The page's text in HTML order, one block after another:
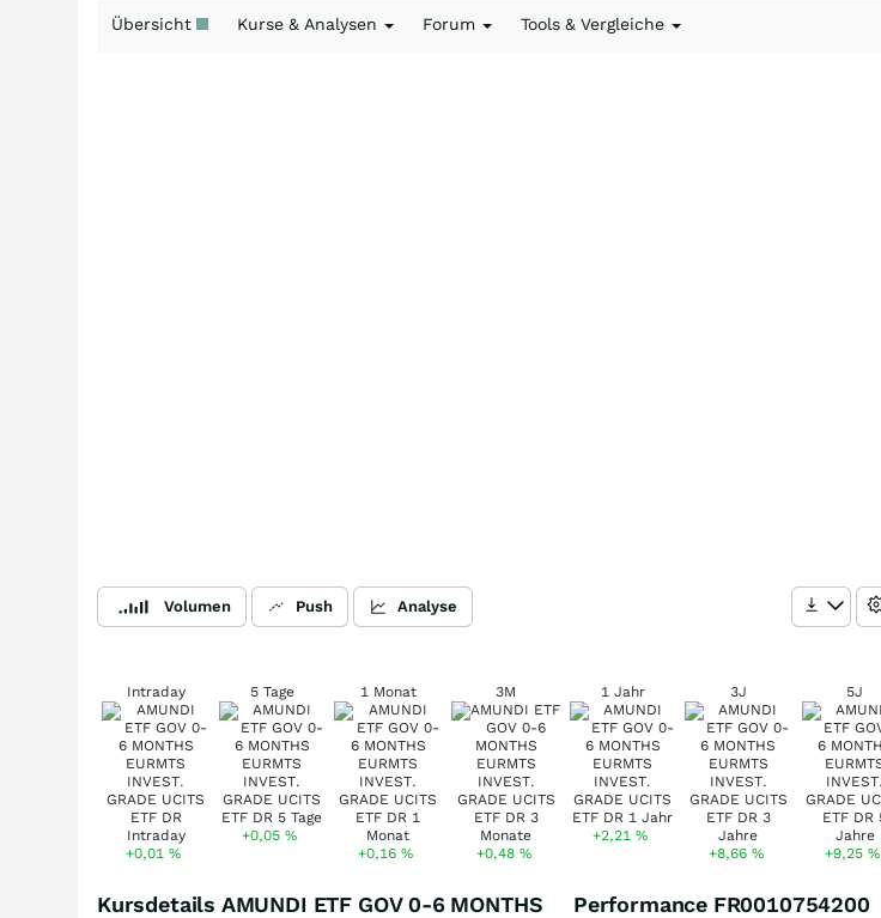
Übersicht Kurse & Analysen Forum Tools & Vergleiche
Volumen Push Analyse
Intraday
+0,01%
5 Tage
+0,05%
1 Monat
+0,16%
3M
+0,48 %
1 Jahr
+2,21%
3J
+8,66 %
5J
+9,25%
Kursdetails AMUNDI ETF GOV 0-6 MONTHS
Performance FR0010754200